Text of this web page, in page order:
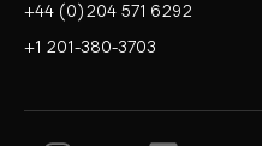
+44 (0)204 571 6292
+1 201-380-3703